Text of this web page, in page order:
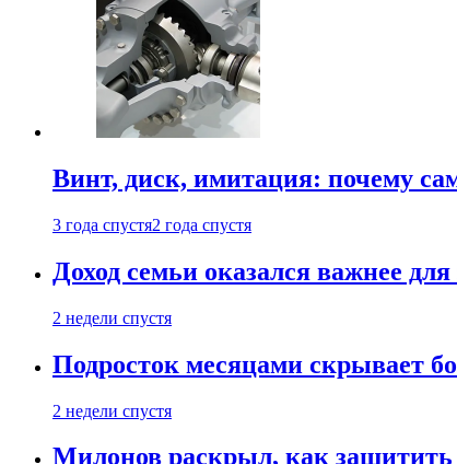
Винт, диск, имитация: почему
3 года спустя2 года спустя
Доход семьи оказался важнее
2 недели спустя
Подросток месяцами скрывает
2 недели спустя
Милонов раскрыл, как